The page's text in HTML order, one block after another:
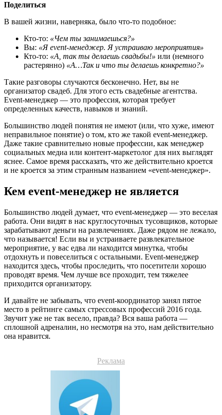
Поделиться
В вашей жизни, наверняка, было что-то подобное:
Кто-то: «Чем ты занимаешься?»
Вы: «Я event-менеджер. Я устраиваю мероприятия»
Кто-то: «А, так ты делаешь свадьбы!» или (немного
растерянно) «А…Так и что ты делаешь конкретно?»
Такие разговоры случаются бесконечно. Нет, вы не
организатор свадеб. Для этого есть свадебные агентства.
Event-менеджер — это профессия, которая требует
определенных качеств, навыков и знаний.
Большинство людей понятия не имеют (или, что хуже, имеют
неправильное понятие) о том, кто же такой event-менеджер.
Даже такие сравнительно новые профессии, как менеджер
социальных медиа или контент-маркетолог для них выглядят
яснее. Самое время рассказать, что же действительно кроется
и не кроется за этим странным названием «event-менеджер».
Кем event-менеджер не является
Большинство людей думает, что event-менеджер — это веселая
работа. Они видят в нас круглосуточных тусовщиков, которые
зарабатывают деньги на развлечениях. Даже рядом не лежало,
что называется! Если вы и устраиваете развлекательное
мероприятие, у вас едва ли находится минутка, чтобы
отдохнуть и повеселиться с остальными. Event-менеджер
находится здесь, чтобы проследить, что посетители хорошо
проводят время. Чем лучше все проходит, тем тяжелее
приходится организатору.
И давайте не забывать, что event-координатор занял пятое
место в рейтинге самых стрессовых профессий 2016 года.
Звучит уже не так весело, правда? Вся ваша работа —
сплошной адреналин, но несмотря на это, нам действительно
она нравится.
Реклама